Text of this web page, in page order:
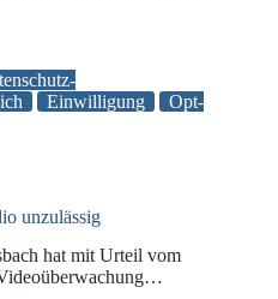
Einwilligung
Opt-
unzulässig
hat mit Urteil vom